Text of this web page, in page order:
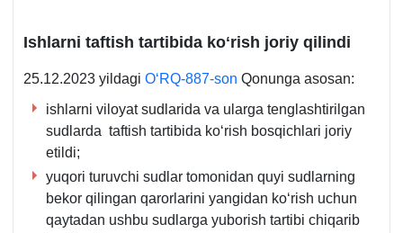
Ishlarni taftish tartibida koʻrish joriy qilindi
25.12.2023 yildagi OʻRQ-887-son Qonunga asosan:
ishlarni viloyat sudlarida va ularga tenglashtirilgan
sudlarda taftish tartibida koʻrish bosqichlari joriy
etildi;
yuqori turuvchi sudlar tomonidan quyi sudlarning
bekor qilingan qarorlarini yangidan koʻrish uchun
qaytadan ushbu sudlarga yuborish tartibi chiqarib